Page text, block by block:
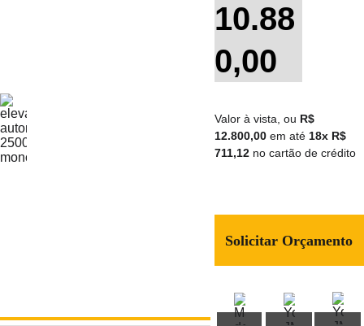
Solicitar Orçamento
10.88
0,00
Valor à vista, ou R$
12.800,00 em até 18x R$
711,12 no cartão de crédito